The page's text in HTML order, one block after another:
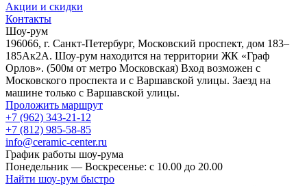
Акции и скидки
Контакты
Шоу-рум
196066, г. Санкт-Петербург, Московский проспект, дом 183–
185Ак2А. Шоу-рум находится на территории ЖК «Граф
Орлов». (500м от метро Московская) Вход возможен с
Московского проспекта и с Варшавской улицы. Заезд на
машине только с Варшавской улицы.
Проложить маршрут
+7 (962) 343-21-12
+7 (812) 985-58-85
info@ceramic-center.ru
График работы шоу-рума
Понедельник — Воскресенье: с 10.00 до 20.00
Найти шоу-рум быстро